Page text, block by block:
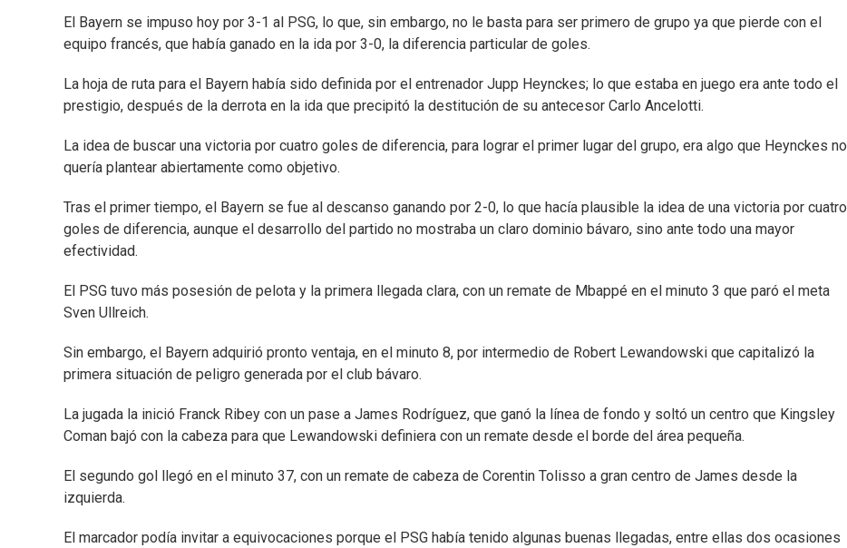
El Bayern se impuso hoy por 3-1 al PSG, lo que, sin embargo, no le basta para ser primero de grupo ya que pierde con el
equipo francés, que había ganado en la ida por 3-0, la diferencia particular de goles.
La hoja de ruta para el Bayern había sido definida por el entrenador Jupp Heynckes; lo que estaba en juego era ante todo el
prestigio, después de la derrota en la ida que precipitó la destitución de su antecesor Carlo Ancelotti.
La idea de buscar una victoria por cuatro goles de diferencia, para lograr el primer lugar del grupo, era algo que Heynckes no
quería plantear abiertamente como objetivo.
Tras el primer tiempo, el Bayern se fue al descanso ganando por 2-0, lo que hacía plausible la idea de una victoria por cuatro
goles de diferencia, aunque el desarrollo del partido no mostraba un claro dominio bávaro, sino ante todo una mayor
efectividad.
El PSG tuvo más posesión de pelota y la primera llegada clara, con un remate de Mbappé en el minuto 3 que paró el meta
Sven Ullreich.
Sin embargo, el Bayern adquirió pronto ventaja, en el minuto 8, por intermedio de Robert Lewandowski que capitalizó la
primera situación de peligro generada por el club bávaro.
La jugada la inició Franck Ribey con un pase a James Rodríguez, que ganó la línea de fondo y soltó un centro que Kingsley
Coman bajó con la cabeza para que Lewandowski definiera con un remate desde el borde del área pequeña.
El segundo gol llegó en el minuto 37, con un remate de cabeza de Corentin Tolisso a gran centro de James desde la
izquierda.
El marcador podía invitar a equivocaciones porque el PSG había tenido algunas buenas llegadas, entre ellas dos ocasiones